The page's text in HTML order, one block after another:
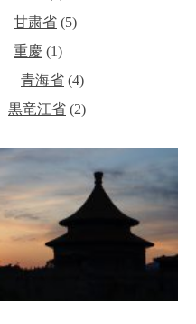
甘粛省 (5)
重慶 (1)
青海省 (4)
黒竜江省 (2)